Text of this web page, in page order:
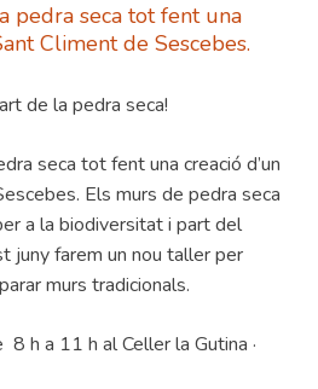
pedra seca tot fent una
Climent de Sescebes.
de la pedra seca!
seca tot fent una creació d’un
Els murs de pedra seca
a la biodiversitat i part del
juny farem un nou taller per
murs tradicionals.
h a 11 h al Celler la Gutina ·